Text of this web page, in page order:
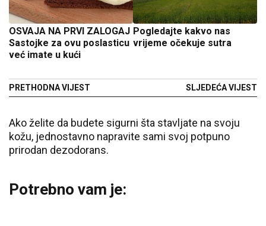
OSVAJA NA PRVI ZALOGAJ
Sastojke za ovu poslasticu
već imate u kući
PRETHODNA VIJEST
Pogledajte kakvo nas
vrijeme očekuje sutra
SLJEDEĆA VIJEST
Ako želite da budete sigurni šta stavljate na svoju
kožu, jednostavno napravite sami svoj potpuno
prirodan dezodorans.
Potrebno vam je: